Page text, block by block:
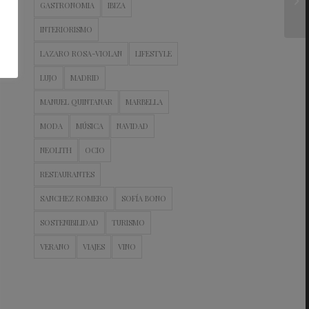
GASTRONOMIA IBIZA
INTERIORISMO
LAZARO ROSA-VIOLAN LIFESTYLE
LUJO MADRID
MANUEL QUINTANAR MARBELLA
MODA MÚSICA NAVIDAD
NEOLITH OCIO
RESTAURANTES
SANCHEZ ROMERO SOFÍA BONO
SOSTENIBILIDAD TURISMO
VERANO VIAJES VINO